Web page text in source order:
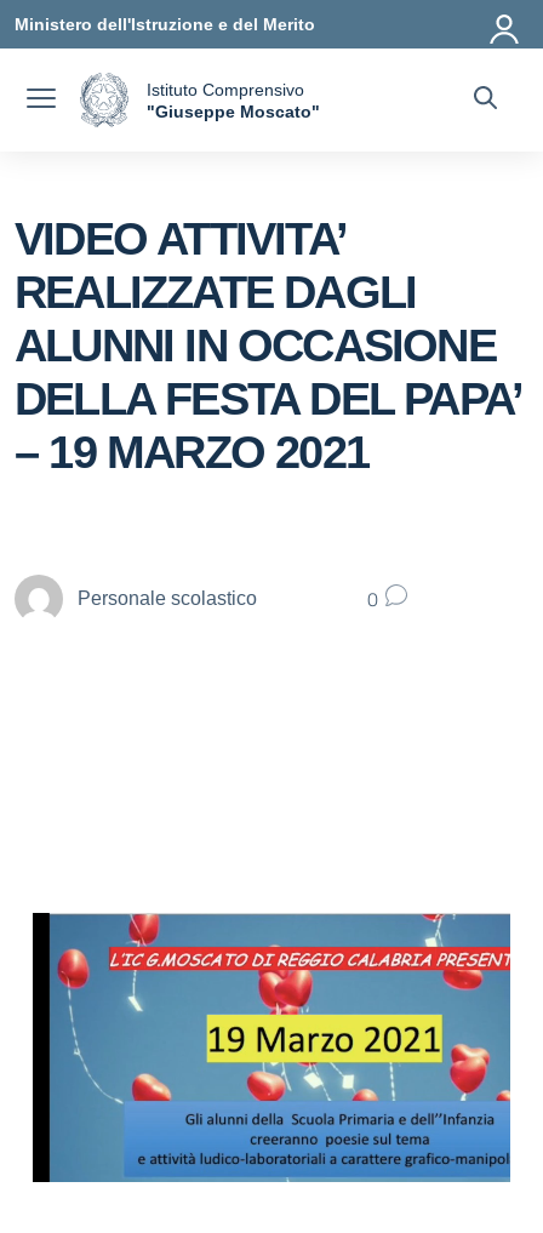
Vai ai contenuti
Vai al menu di navigazione
Vai al footer
Ministero dell'Istruzione e del Merito
Istituto Comprensivo
"Giuseppe Moscato"
VIDEO ATTIVITA’
REALIZZATE DAGLI
ALUNNI IN OCCASIONE
DELLA FESTA DEL PAPA’
– 19 MARZO 2021
Personale scolastico 0